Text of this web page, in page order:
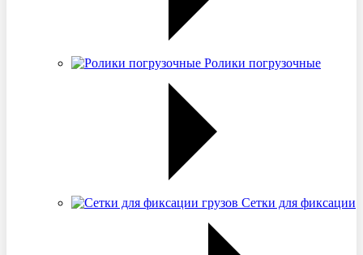
Ролики погрузочные
Сетки для фиксации